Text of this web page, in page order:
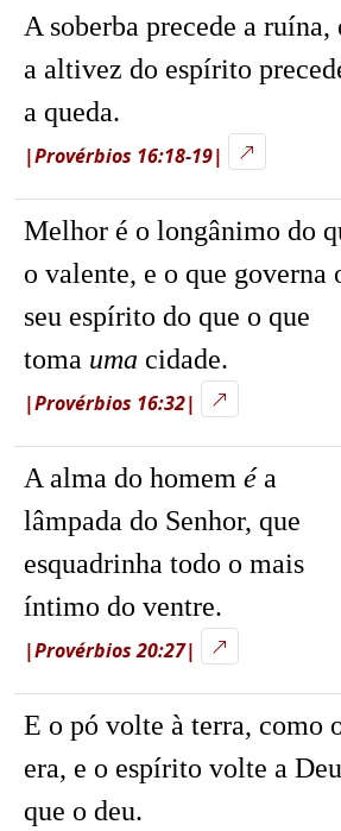
A soberba precede a ruína,
a altivez do espírito
a queda.
|Provérbios 16:18-19|
Melhor é o longânimo do
o valente, e o que governa
seu espírito do que o que
toma uma cidade.
|Provérbios 16:32|
A alma do homem éa
lâmpada do Senhor, que
esquadrinha todo o mais
íntimo do ventre.
|Provérbios 20:27|
E o pó volte à terra, como
era, e o espírito volte a
que o deu.